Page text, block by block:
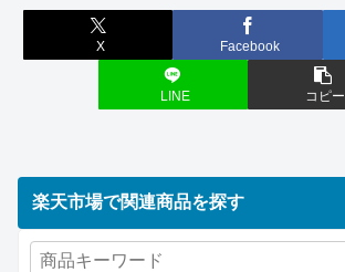
X Facebook
LINE コピー
楽天市場で関連商品を探す